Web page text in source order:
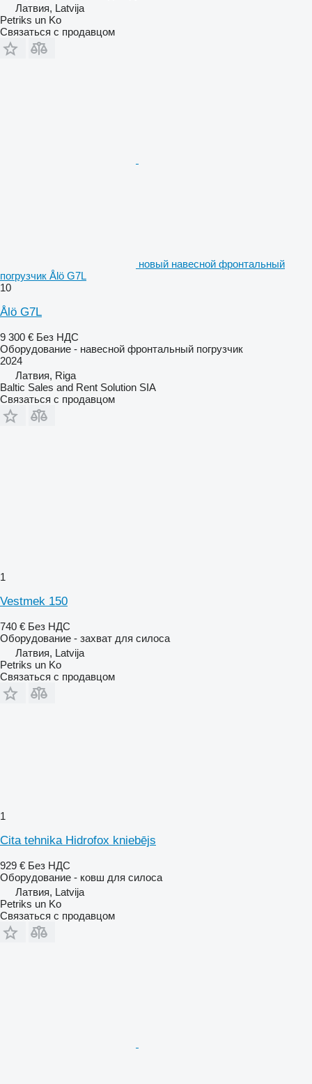
Латвия, Latvija
Petriks un Ko
Связаться с продавцом
новый навесной фронтальный
погрузчик Ålö G7L
10
Ålö G7L
9 300 € Без НДС
Оборудование - навесной фронтальный погрузчик
2024
Латвия, Riga
Baltic Sales and Rent Solution SIA
Связаться с продавцом
1
Vestmek 150
740 € Без НДС
Оборудование - захват для силоса
Латвия, Latvija
Petriks un Ko
Связаться с продавцом
1
Cita tehnika Hidrofox kniebējs
929 € Без НДС
Оборудование - ковш для силоса
Латвия, Latvija
Petriks un Ko
Связаться с продавцом